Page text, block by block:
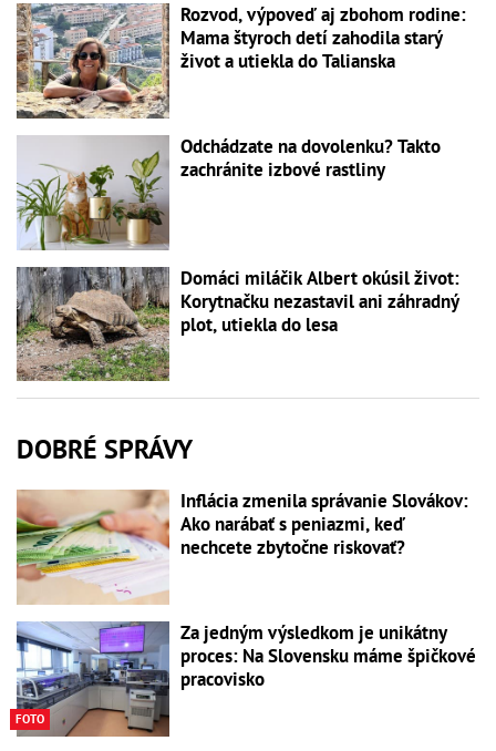
Rozvod, výpoveď aj zbohom rodine:
Mama štyroch detí zahodila starý
život a utiekla do Talianska
Odchádzate na dovolenku? Takto
zachránite izbové rastliny
Domáci miláčik Albert okúsil život:
Korytnačku nezastavil ani záhradný
plot, utiekla do lesa
DOBRÉ SPRÁVY
Inflácia zmenila správanie Slovákov:
Ako narábať s peniazmi, keď
nechcete zbytočne riskovať?
FOTO
Za jedným výsledkom je unikátny
proces: Na Slovensku máme špičkové
pracovisko